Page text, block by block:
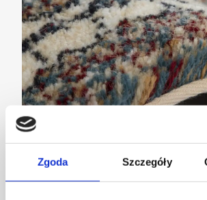
Zgoda Szczegóły